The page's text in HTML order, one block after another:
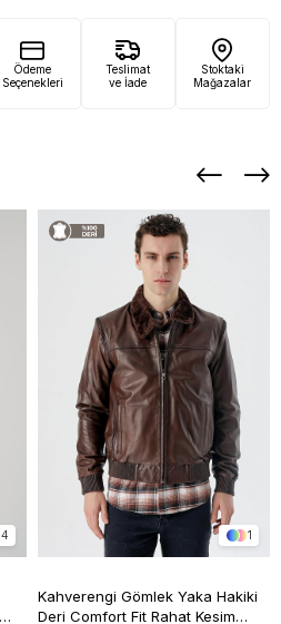
Ödeme
Seçenekleri
Teslimat
ve İade
Stoktaki
Mağazalar
4 1
Kahverengi Gömlek Yaka Hakiki
Deri Comfort Fit Rahat Kesim